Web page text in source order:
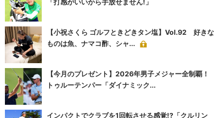
「打感がいいから手放せません!」
【小祝さくら ゴルフときどきタン塩】Vol.92 好きな
ものは魚、ナマコ酢、シャ...
【今月のプレゼント】2026年男子メジャー全制覇！
トゥルーテンパー「ダイナミック...
インパクトでクラブを1回転させる感覚!?「クルリン